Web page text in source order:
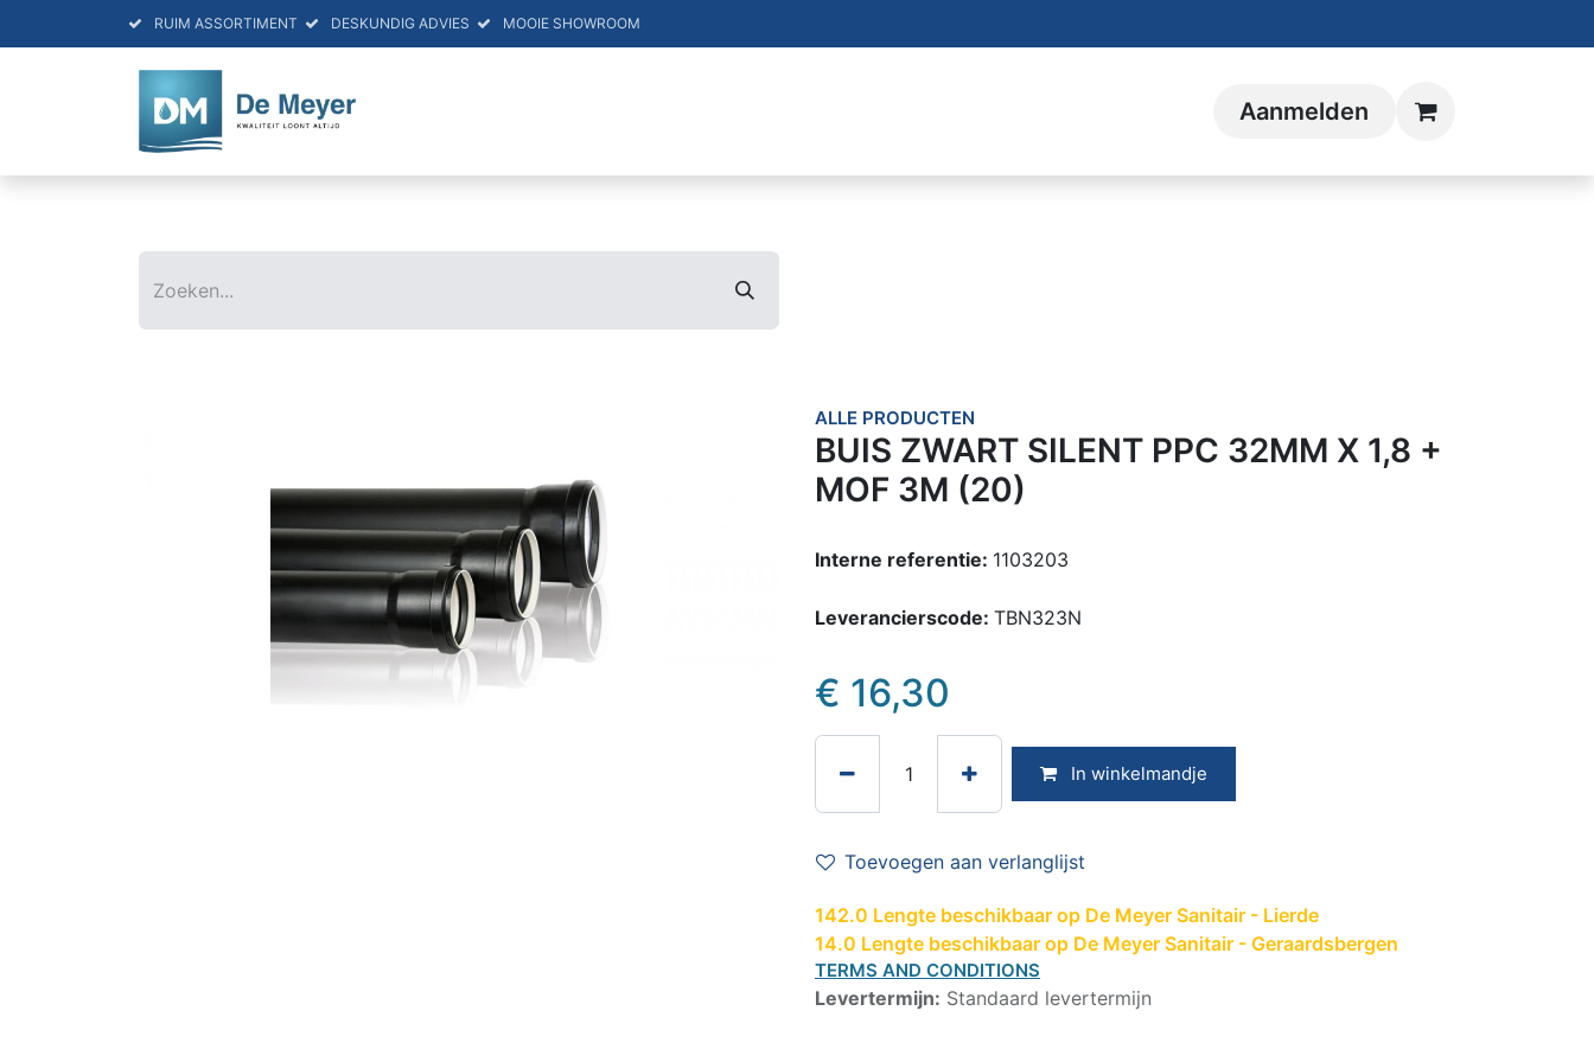
RUIM ASSORTIMENT DESKUNDIG ADVIES MOOIE SHOWROOM
Aanmelden
ALLE PRODUCTEN
BUIS ZWART SILENT PPC 32MM X 1,8 +
MOF 3M (20)
Interne referentie: 1103203
Leverancierscode: TBN323N
€ 16,30
In winkelmandje
Toevoegen aan verlanglijst
142.0 Lengte beschikbaar op De Meyer Sanitair - Lierde
14.0 Lengte beschikbaar op De Meyer Sanitair - Geraardsbergen
TERMS AND CONDITIONS
Levertermijn: Standaard levertermijn